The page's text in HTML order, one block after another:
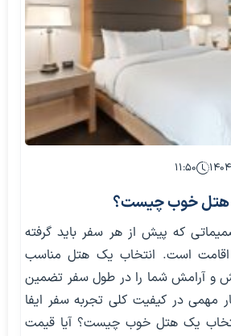
۱۱:۵۰
هتل خوب چیست؟
که پیش از هر سفر باید گرفته
است. انتخاب یک هتل مناسب
و آرامش شما را در طول سفر تضمین
مهمی در کیفیت کلی تجربه سفر ایفا
یک هتل خوب چیست؟ آیا قیمت